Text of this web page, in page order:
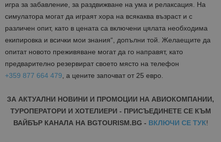
игра за забавление, за раздвижване на ума и релаксация. На
симулатора могат да играят хора на всякаква възраст и с
различен опит, като в цената са включени цялата необходима
екипировка и всички мои знания“, допълни той. Желаещите да
опитат новото преживяване могат да го направят, като
предварително резервират своето място на телефон
+359 877 664 479, а цените започват от 25 евро.
ЗА АКТУАЛНИ НОВИНИ И ПРОМОЦИИ НА АВИОКОМПАНИИ,
ТУРОПЕРАТОРИ И ХОТЕЛИЕРИ - ПРИСЪЕДИНЕТЕ СЕ КЪМ
ВАЙБЪР КАНАЛА НА BGTOURISM.BG - ВКЛЮЧИ СЕ ТУК!